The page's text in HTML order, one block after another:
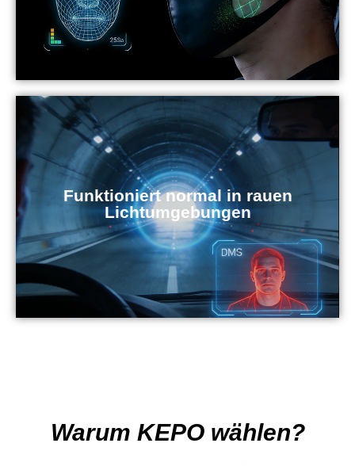
Funktioniert normal in rauen
Lichtumgebungen
Warum KEPO wählen?